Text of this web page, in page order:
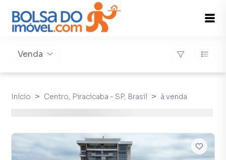
Venda
Início Centro, Piracicaba - SP, Brasil à venda